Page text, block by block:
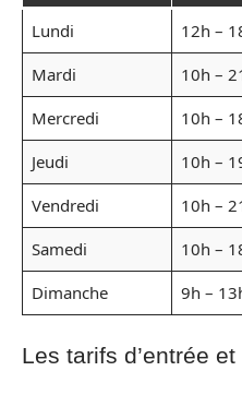
Lundi
12h –
Mardi
10h –
Mercredi
10h –
Jeudi
10h –
Vendredi
10h –
Samedi
10h –
Dimanche
9h –
Les tarifs d’entrée